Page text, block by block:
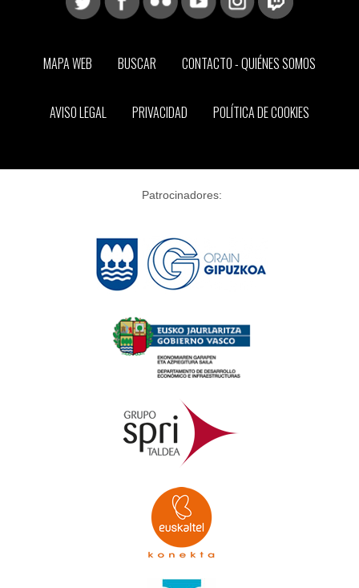
MAPA WEB BUSCAR CONTACTO - QUIÉNES SOMOS
AVISO LEGAL PRIVACIDAD POLÍTICA DE COOKIES
Patrocinadores: